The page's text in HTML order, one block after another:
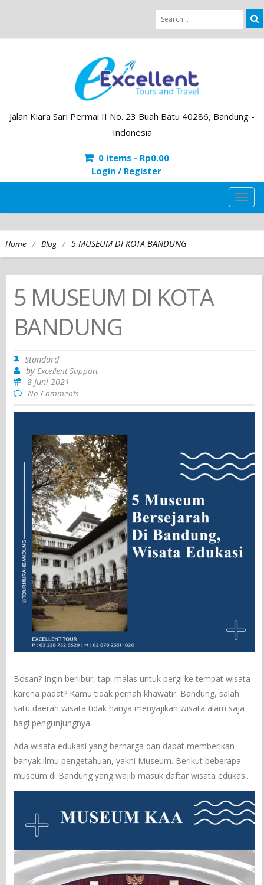
Jalan Kiara Sari Permai II No. 23 Buah Batu 40286, Bandung -
Indonesia
0 items - Rp0.00
Login / Register
Home / Blog / 5 MUSEUM DI KOTA BANDUNG
5 MUSEUM DI KOTA
BANDUNG
Standard
byExcellent Support
8 Juni 2021
No Comments
Bosan? Ingin berlibur, tapi malas untuk pergi ke tempat wisata
karena padat? Kamu tidak pernah khawatir. Bandung, salah
satu daerah wisata tidak hanya menyajikan wisata alam saja
bagi pengunjungnya.
Ada wisata edukasi yang berharga dan dapat memberikan
banyak ilmu pengetahuan, yakni Museum. Berikut beberapa
museum di Bandung yang wajib masuk daftar wisata edukasi.